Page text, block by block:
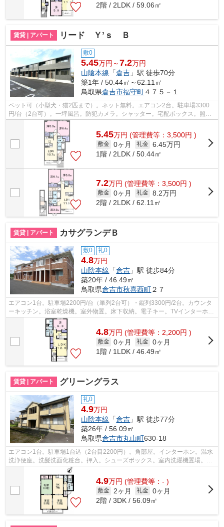
2階 / 2LDK / 59.06㎡
賃貸 | アパート リード Ｙ’ｓ Ｂ
敷0
5.45万円～7.2万円
山陰本線 「倉吉 」駅 徒歩70分
築1年 / 50.44㎡～62.11㎡
鳥取県倉吉市福守町４７５－１
ペット可（小型犬・猫2匹まで）。ネット無料。エアコン2台。駐車場3300
円/台（2台可）。一坪風呂。防犯カメラ。シャッター。宅配ボックス。照明
器具。IH(2口)。カウンターキッチン。ウ...
5.45万円 (管理費等：3,500円 )
敷金 0ヶ月 礼金 6.45万円
1階 / 2LDK / 50.44㎡
7.2万円 (管理費等：3,500円 )
敷金 0ヶ月 礼金 8.2万円
2階 / 2LDK / 62.11㎡
賃貸 | アパート カサグランデＢ
敷0 礼0
4.8万円
山陰本線 「倉吉 」駅 徒歩84分
築20年 / 46.49㎡
鳥取県倉吉市秋喜西町２７
エアコン1台。駐車場2200円/台（単列2台可）・縦列3300円/2台。カウンタ
ーキッチン。浴室乾燥機。室外物置。床下収納。電子キー。TVインターホ
ン。温水洗浄便座。暖房便座。独立洗面台...
4.8万円 (管理費等：2,200円 )
敷金 0ヶ月 礼金 0ヶ月
1階 / 1LDK / 46.49㎡
賃貸 | アパート グリーングラス
礼0
4.9万円
山陰本線 「倉吉 」駅 徒歩77分
築26年 / 56.09㎡
鳥取県倉吉市丸山町630-18
エアコン1台。駐車場1台込（2台目2200円）。角部屋。インターホン。温水
洗浄便座。洗髪洗面化粧台。押入。シューズボックス。室内洗濯機置場。ゴ
ミ捨て場（敷地外）。東宝ストア西倉吉...
4.9万円 (管理費等：- )
敷金 2ヶ月 礼金 0ヶ月
2階 / 3DK / 56.09㎡